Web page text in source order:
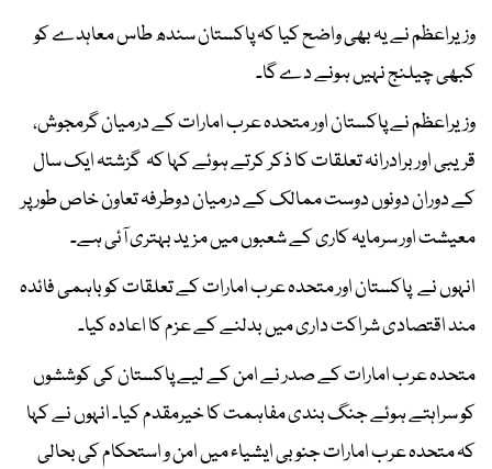
وزیراعظم نے یہ بھی واضح کیا کہ پاکستان سندھ طاس معاہدے کو
کبھی چیلنج نہیں ہونے دے گا۔
وزیراعظم نے پاکستان اور متحدہ عرب امارات کے درمیان گرمجوش،
قریبی اور برادرانہ تعلقات کا ذکر کرتے ہوئے کہا کہ گزشتہ ایک سال
کے دوران دونوں دوست ممالک کے درمیان دوطرفہ تعاون خاص طور پر
معیشت اور سرمایہ کاری کے شعبوں میں مزید بہتری آئی ہے۔
انہوں نے پاکستان اور متحدہ عرب امارات کے تعلقات کو باہمی فائدہ
مند اقتصادی شراکت داری میں بدلنے کے عزم کا اعادہ کیا۔
متحدہ عرب امارات کے صدر نے امن کے لیے پاکستان کی کوششوں
کو سراہتے ہوئے جنگ بندی مفاہمت کا خیرمقدم کیا۔ انہوں نے کہا
کہ متحدہ عرب امارات جنوبی ایشیاء میں امن و استحکام کی بحالی